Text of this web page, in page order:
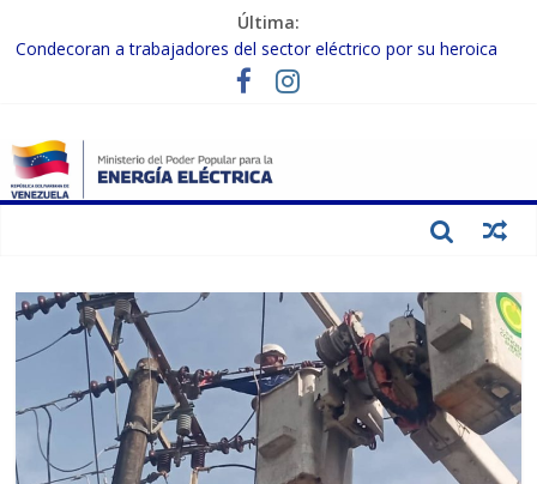
Última:
Condecoran a trabajadores del sector eléctrico por su heroica
labor tras el doble sismo del 24-J
Gobierno Nacional coordina acciones con el sector privado para
Inspeccionan trabajos de rehabilitación en instalaciones del SEN
en Carabobo
Gobierno Nacional activa plan preventivo para fortalecer el SEN